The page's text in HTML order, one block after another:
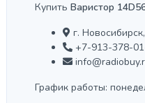
Купить Варистор
г.
+7-913-378-
График работы: